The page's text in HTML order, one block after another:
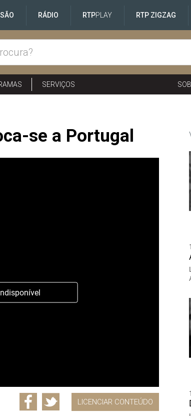
RÁDIO RTPPLAY RTP ZIGZAG
SERVIÇOS
se a Portugal
LICENCIAR CONTEÚDO